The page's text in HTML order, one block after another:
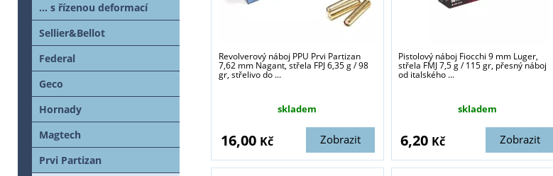
Revolverový náboj PPU Prvi Partizan
7,62 mm Nagant, střela FPJ 6,35 g / 98
gr, střelivo do ...
skladem
Zobrazit
16,00 Kč
Pistolový náboj Fiocchi 9 mm Luger,
střela FMJ 7,5 g / 115 gr, přesný náboj
od italského ...
skladem
Zobrazit
6,20 Kč
... s řízenou deformací
Sellier&Bellot
Federal
Geco
Hornady
Magtech
Prvi Partizan